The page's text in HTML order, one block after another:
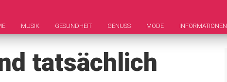
MUSIK GESUNDHEIT GENUSS MODE INFORMATIONEN
tatsächlich